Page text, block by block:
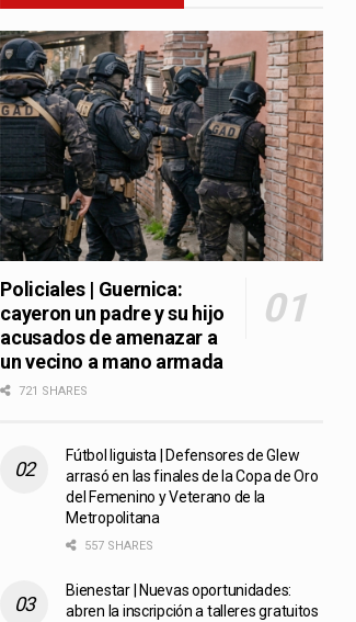
Policiales | Guernica:
cayeron un padre y su hijo
acusados de amenazar a
un vecino a mano armada
721 SHARES
Fútbol liguista | Defensores de Glew
arrasó en las finales de la Copa de Oro
del Femenino y Veterano de la
Metropolitana
557 SHARES
Bienestar | Nuevas oportunidades:
abren la inscripción a talleres gratuitos